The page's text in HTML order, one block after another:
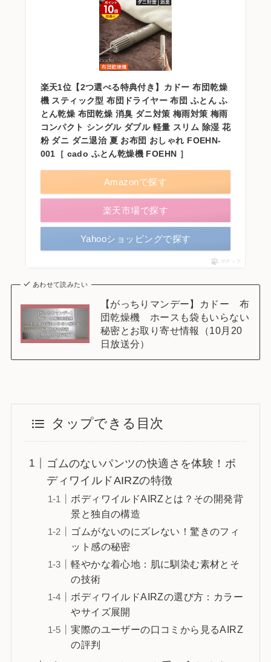
楽天1位【2つ選べる特典付き】カドー 布団乾燥
機 スティック型 布団ドライヤー 布団 ふとん ふ
とん乾燥 布団乾燥 消臭 ダニ対策 梅雨対策 梅雨
コンパクト シングル ダブル 軽量 スリム 除湿 花
粉 ダニ ダニ退治 夏 お布団 おしゃれ FOEHN-
001［ cado ふとん乾燥機 FOEHN ］
Amazonで探す
楽天市場で探す
Yahooショッピングで探す
ポチップ
あわせて読みたい
【がっちりマンデー】カドー 布
団乾燥機 ホースも袋もいらない
秘密とお取り寄せ情報（10月20
日放送分）
タップできる目次
ゴムのないパンツの快適さを体験！ボ
ディワイルドAIRZの特徴
ボディワイルドAIRZとは？その開発背
景と独自の構造
ゴムがないのにズレない！驚きのフィ
ット感の秘密
軽やかな着心地：肌に馴染む素材とそ
の技術
ボディワイルドAIRZの選び方：カラー
やサイズ展開
実際のユーザーの口コミから見るAIRZ
の評判